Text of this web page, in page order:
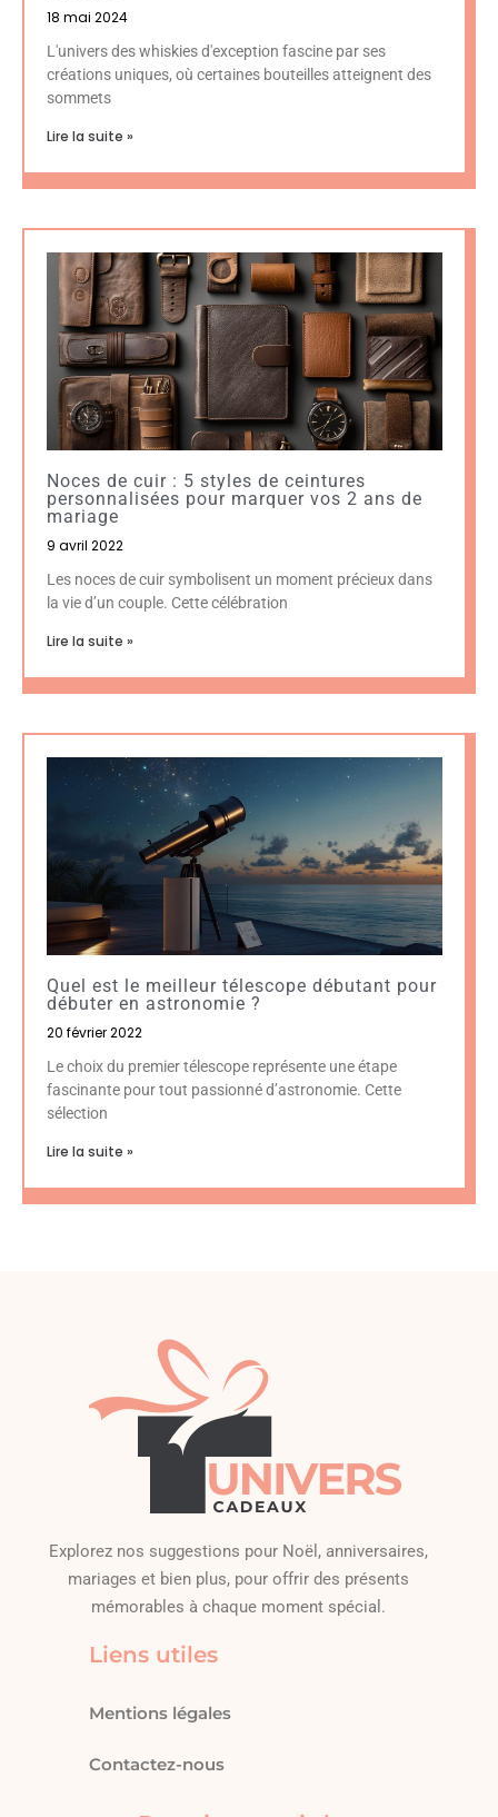
18 mai 2024
L'univers des whiskies d'exception fascine par ses
créations uniques, où certaines bouteilles atteignent des
sommets
Lire la suite »
Noces de cuir : 5 styles de ceintures
personnalisées pour marquer vos 2 ans de
mariage
9 avril 2022
Les noces de cuir symbolisent un moment précieux dans
la vie d’un couple. Cette célébration
Lire la suite »
Quel est le meilleur télescope débutant pour
débuter en astronomie ?
20 février 2022
Le choix du premier télescope représente une étape
fascinante pour tout passionné d’astronomie. Cette
sélection
Lire la suite »
Explorez nos suggestions pour Noël, anniversaires,
mariages et bien plus, pour offrir des présents
mémorables à chaque moment spécial.
Liens utiles
Mentions légales
Contactez-nous